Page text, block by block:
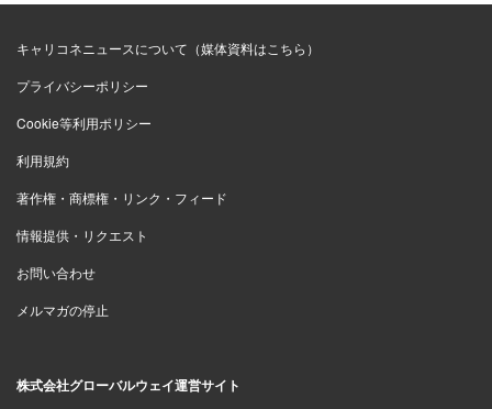
キャリコネニュースについて（媒体資料はこちら）
プライバシーポリシー
Cookie等利用ポリシー
利用規約
著作権・商標権・リンク・フィード
情報提供・リクエスト
お問い合わせ
メルマガの停止
株式会社グローバルウェイ運営サイト